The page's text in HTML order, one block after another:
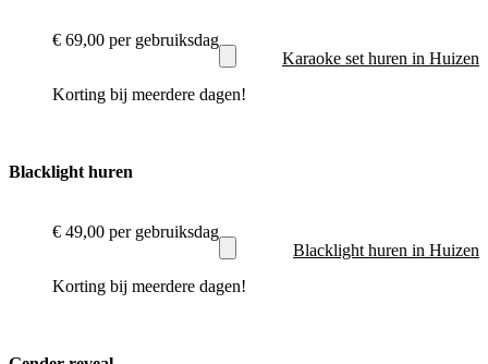
€ 69,00 per gebruiksdag
Korting bij meerdere dagen!
Karaoke set huren in Huizen
Blacklight huren
€ 49,00 per gebruiksdag
Korting bij meerdere dagen!
Blacklight huren in Huizen